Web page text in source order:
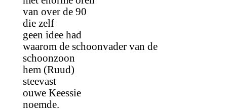
van over de 90
die zelf
geen idee had
waarom de schoonvader van de
schoonzoon
hem (Ruud)
steevast
ouwe Keessie
noemde.